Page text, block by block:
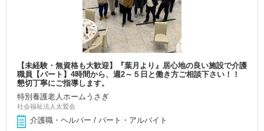
【未経験・無資格も大歓迎】『葉月より』居心地の良い施設で介護
職員【パート】4時間から、週2～５日と働き方ご相談下さい！！
懇切丁寧にご指導します。
特別養護老人ホームうさぎ
社会福祉法人太鷲会
介護職・ヘルパー / パート・アルバイト